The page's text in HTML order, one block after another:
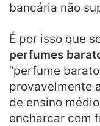
bancária não
É por isso que
perfumes
“perfume
provavelmente
de ensino
encharcar com